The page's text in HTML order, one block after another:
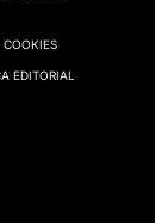
COOKIES
EDITORIAL